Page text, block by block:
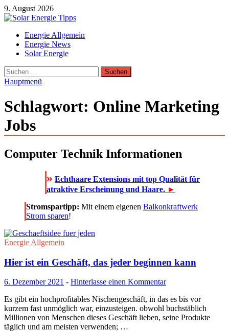
Zum
Inhalt
9. August 2026
Solar Energie Tipps
Solar Energie und Photovoltaik Informationen und Tipps
Energie Allgemein
Energie News
Solar Energie
Suchen
nach:
Hauptmenü
Schlagwort: Online Marketing
Jobs
Computer Technik Informationen
» Echthaare Extensions mit top Qualität für
atraktive Erscheinung und Haare. ►
Stromspartipp: Mit einem eigenen Balkonkraftwerk
Strom sparen!
Energie Allgemein
Hier ist ein Geschäft, das jeder beginnen kann
6. Dezember 2021 - Hinterlasse einen Kommentar
Es gibt ein hochprofitables Nischengeschäft, in das es bis vor
kurzem fast unmöglich war, einzusteigen. obwohl buchstäblich
Millionen von Menschen dieses Geschäft lieben, seine Produkte
täglich und am meisten verwenden; …